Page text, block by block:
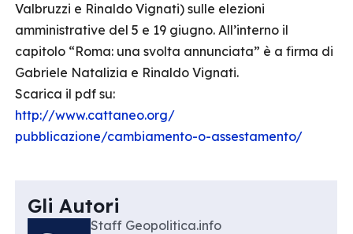
Valbruzzi e Rinaldo Vignati) sulle elezioni
amministrative del 5 e 19 giugno. All’interno il
capitolo “Roma: una svolta annunciata” è a firma di
Gabriele Natalizia e Rinaldo Vignati.
Scarica il pdf su:
http://www.cattaneo.org/
pubblicazione/cambiamento-o-assestamento/
Gli Autori
Staff Geopolitica.info